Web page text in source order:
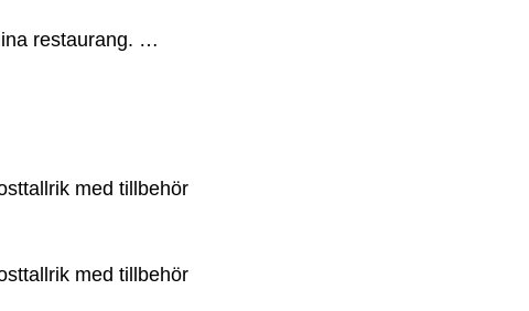
restaurang. …
med tillbehör
med tillbehör